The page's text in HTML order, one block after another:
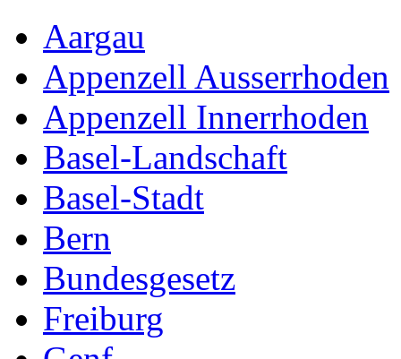
Aargau
Appenzell Ausserrhoden
Appenzell Innerrhoden
Basel-Landschaft
Basel-Stadt
Bern
Bundesgesetz
Freiburg